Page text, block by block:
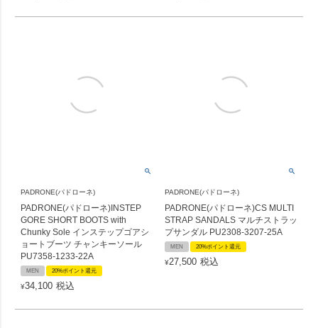
PADRONE(パドローネ)
PADRONE(パドローネ)INSTEP
GORE SHORT BOOTS with
Chunky Sole インステップゴアシ
ョートブーツ チャンキーソール
PU7358-1233-22A
MEN 20%ポイント還元
¥34,100 税込
PADRONE(パドローネ)
PADRONE(パドローネ)CS MULTI
STRAP SANDALS マルチストラッ
プサンダル PU2308-3207-25A
MEN 20%ポイント還元
¥27,500 税込